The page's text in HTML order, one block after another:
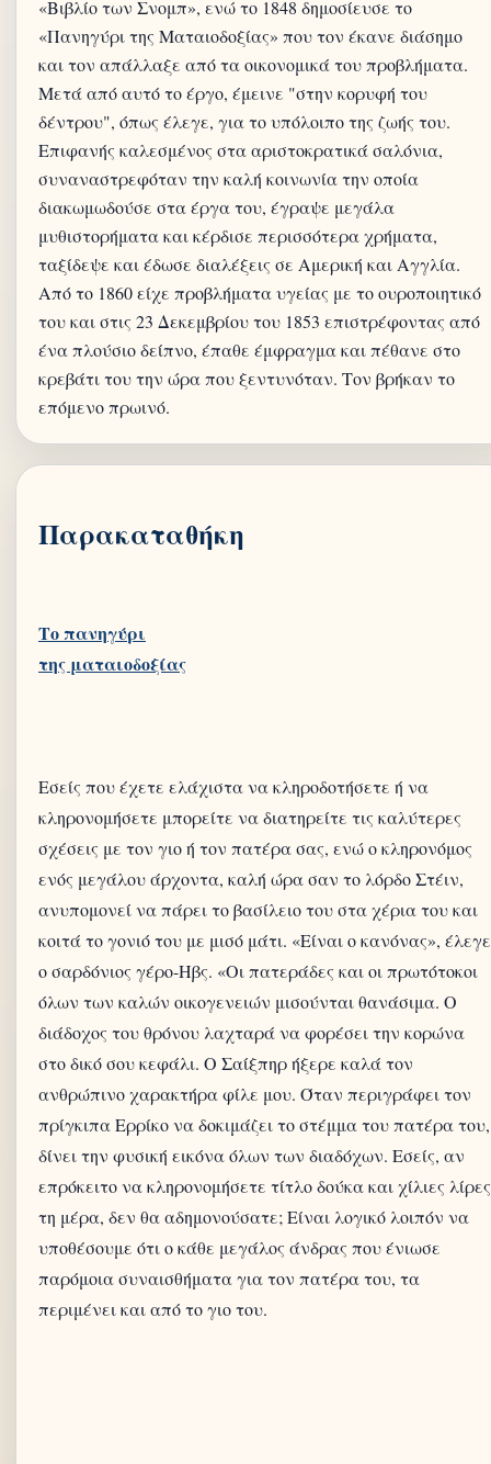
«Βιβλίο των Σνομπ», ενώ το 1848 δημοσίευσε το
«Πανηγύρι της Ματαιοδοξίας» που τον έκανε διάσημο
και τον απάλλαξε από τα οικονομικά του προβλήματα.
Μετά από αυτό το έργο, έμεινε "στην κορυφή του
δέντρου", όπως έλεγε, για το υπόλοιπο της ζωής του.
Επιφανής καλεσμένος στα αριστοκρατικά σαλόνια,
συναναστρεφόταν την καλή κοινωνία την οποία
διακωμωδούσε στα έργα του, έγραψε μεγάλα
μυθιστορήματα και κέρδισε περισσότερα χρήματα,
ταξίδεψε και έδωσε διαλέξεις σε Αμερική και Αγγλία.
Από το 1860 είχε προβλήματα υγείας με το ουροποιητικό
του και στις 23 Δεκεμβρίου του 1853 επιστρέφοντας από
ένα πλούσιο δείπνο, έπαθε έμφραγμα και πέθανε στο
κρεβάτι του την ώρα που ξεντυνόταν. Τον βρήκαν το
Παρακαταθήκη
Το πανηγύρι
Εσείς που έχετε ελάχιστα να κληροδοτήσετε ή να
κληρονομήσετε μπορείτε να διατηρείτε τις καλύτερες
σχέσεις με τον γιο ή τον πατέρα σας, ενώ ο κληρονόμος
ενός μεγάλου άρχοντα, καλή ώρα σαν το λόρδο Στέιν,
ανυπομονεί να πάρει το βασίλειο του στα χέρια του και
κοιτά το γονιό του με μισό μάτι. «Είναι ο κανόνας», έλεγε
ο σαρδόνιος γέρο-Ηβς. «Οι πατεράδες και οι πρωτότοκοι
όλων των καλών οικογενειών μισούνται θανάσιμα. Ο
διάδοχος του θρόνου λαχταρά να φορέσει την κορώνα
στο δικό σου κεφάλι. Ο Σαίξπηρ ήξερε καλά τον
ανθρώπινο χαρακτήρα φίλε μου. Όταν περιγράφει τον
πρίγκιπα Ερρίκο να δοκιμάζει το στέμμα του πατέρα του,
δίνει την φυσική εικόνα όλων των διαδόχων. Εσείς, αν
επρόκειτο να κληρονομήσετε τίτλο δούκα και χίλιες λίρες
τη μέρα, δεν θα αδημονούσατε; Είναι λογικό λοιπόν να
υποθέσουμε ότι ο κάθε μεγάλος άνδρας που ένιωσε
παρόμοια συναισθήματα για τον πατέρα του, τα